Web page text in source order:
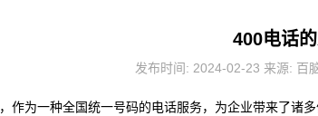
400电话
发布时间: 2024-02-23 来源: 百
，作为一种全国统一号码的电话服务，为企业带来了诸